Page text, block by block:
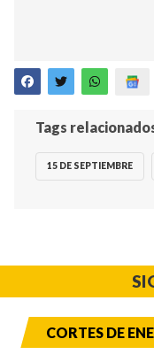
Tags
15 DE SEPTIEMBRE
CORTES DE